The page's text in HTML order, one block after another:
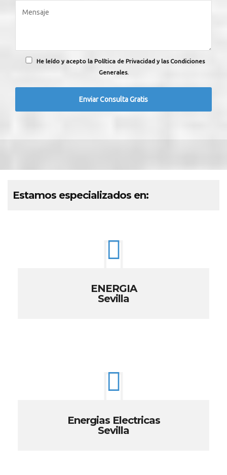
He leído y acepto la Política de Privacidad y las Condiciones
Generales.
Estamos especializados en:
ENERGIA
Sevilla
Energias Electricas
Sevilla